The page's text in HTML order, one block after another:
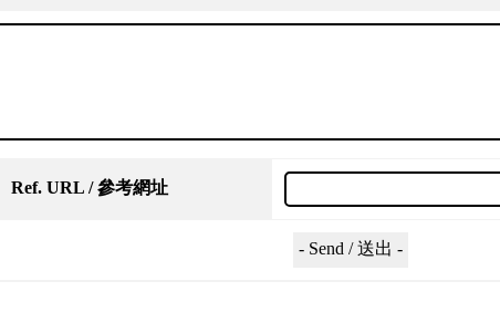
Ref. URL / 參考網址